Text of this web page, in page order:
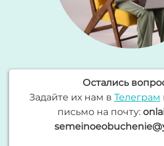
Остались
Задайте их нам в Телеграм
письмо на почту: